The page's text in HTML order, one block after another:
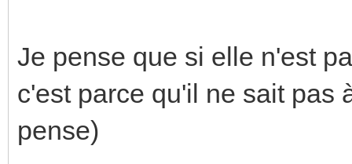
Je pense que si elle n'est
c'est parce qu'il ne sait pas
pense)